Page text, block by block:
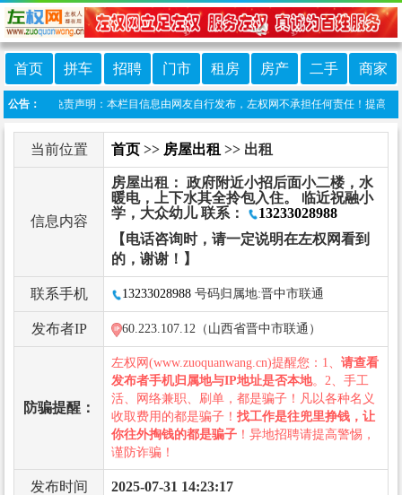
首页 拼车 招聘 门市 租房 房产 二手 商家
公告： 免责声明：本栏目信息由网友自行发布，左权网不承担任何责任！提高警
当前位置 首页 >> 房屋出租 >> 出租
信息内容
房屋出租： 政府附近小招后面小二楼，水
暖电，上下水其全拎包入住。 临近祝融小
学，大众幼儿 联系：
13233028988
【电话咨询时，请一定说明在左权网看到
的，谢谢！】
联系手机 13233028988 号码归属地:晋中市联通
发布者IP 60.223.107.12（山西省晋中市联通）
防骗提醒：
左权网(www.zuoquanwang.cn)提醒您：1、 请查看
发布者手机归属地与IP地址是否本地。2、手工
活、网络兼职、刷单，都是骗子！凡以各种名义
收取费用的都是骗子！ 找工作是往兜里挣钱，让
你往外掏钱的都是骗子 ！异地招聘请提高警惕，
谨防诈骗！
发布时间 2025-07-31 14:23:17